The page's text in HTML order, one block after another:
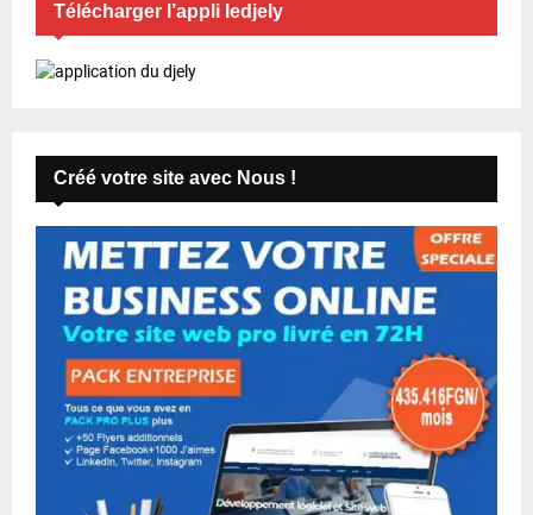
Télécharger l’appli ledjely
Créé votre site avec Nous !